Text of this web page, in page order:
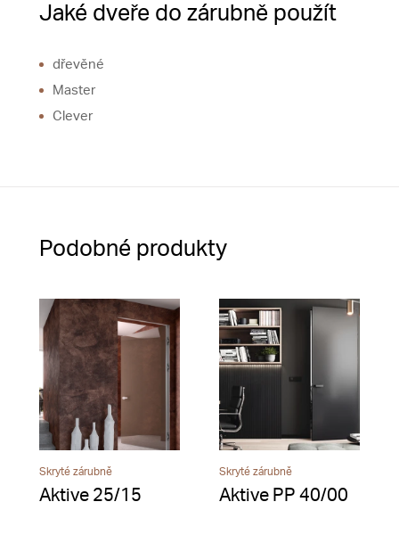
Jaké dveře do zárubně použít
dřevěné
Master
Clever
Podobné produkty
Skryté zárubně
Aktive 25/15
Skryté zárubně
Aktive PP 40/00